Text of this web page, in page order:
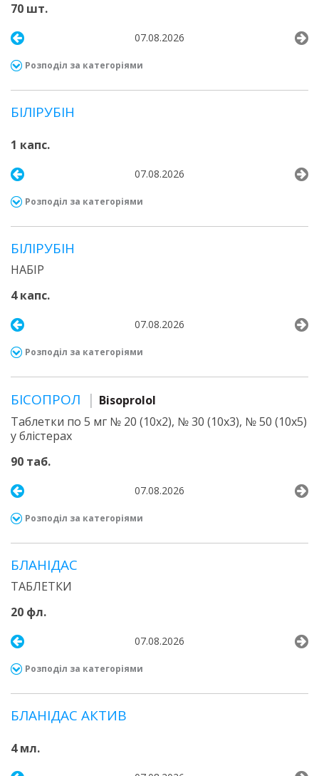
70 шт.
07.08.2026
Розподіл за категоріями
БІЛІРУБІН
1 капс.
07.08.2026
Розподіл за категоріями
БІЛІРУБІН
НАБІР
4 капс.
07.08.2026
Розподіл за категоріями
БІСОПРОЛ
Bisoprolol
Таблетки по 5 мг № 20 (10х2), № 30 (10х3), № 50 (10х5)
у блістерах
90 таб.
07.08.2026
Розподіл за категоріями
БЛАНІДАС
ТАБЛЕТКИ
20 фл.
07.08.2026
Розподіл за категоріями
БЛАНІДАС АКТИВ
4 мл.